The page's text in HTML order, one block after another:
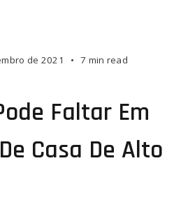
de 2021 7 min read
Faltar Em
Casa De Alto